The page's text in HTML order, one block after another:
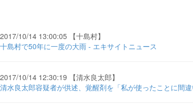
2017/10/14 13:00:05 【十島村】
十島村で50年に一度の大雨 - エキサイトニュース
2017/10/14 12:30:19 【清水良太郎】
清水良太郎容疑者が供述、覚醒剤を「私が使ったことに間